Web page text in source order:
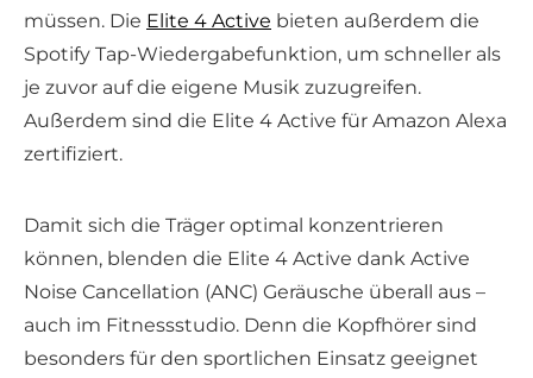
müssen. Die Elite 4 Active bieten außerdem die
Spotify Tap-Wiedergabefunktion, um schneller als
je zuvor auf die eigene Musik zuzugreifen.
Außerdem sind die Elite 4 Active für Amazon Alexa
zertifiziert.
Damit sich die Träger optimal konzentrieren
können, blenden die Elite 4 Active dank Active
Noise Cancellation (ANC) Geräusche überall aus –
auch im Fitnessstudio. Denn die Kopfhörer sind
besonders für den sportlichen Einsatz geeignet